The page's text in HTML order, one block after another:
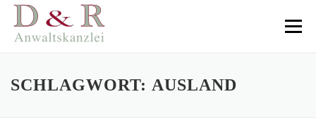
Direkt
Inhalt
Menü
SCHLAGWORT: AUSLAND